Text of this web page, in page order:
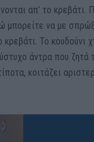
απ’ το
μπορείτε να με
Το κουδούνι
άντρα που ζητά
κοιτάζει